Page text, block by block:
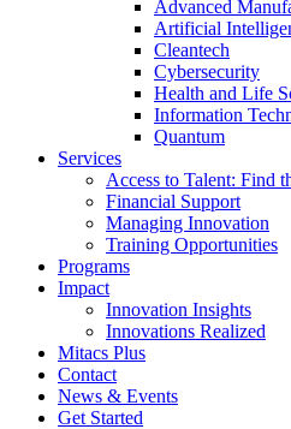
Advanced
Artificial
Cleantech
Cybersecurity
Health and Life
Information
Quantum
Services
Access to Talent: Find
Financial Support
Managing Innovation
Training Opportunities
Programs
Impact
Innovation Insights
Innovations Realized
Mitacs Plus
Contact
News & Events
Get Started